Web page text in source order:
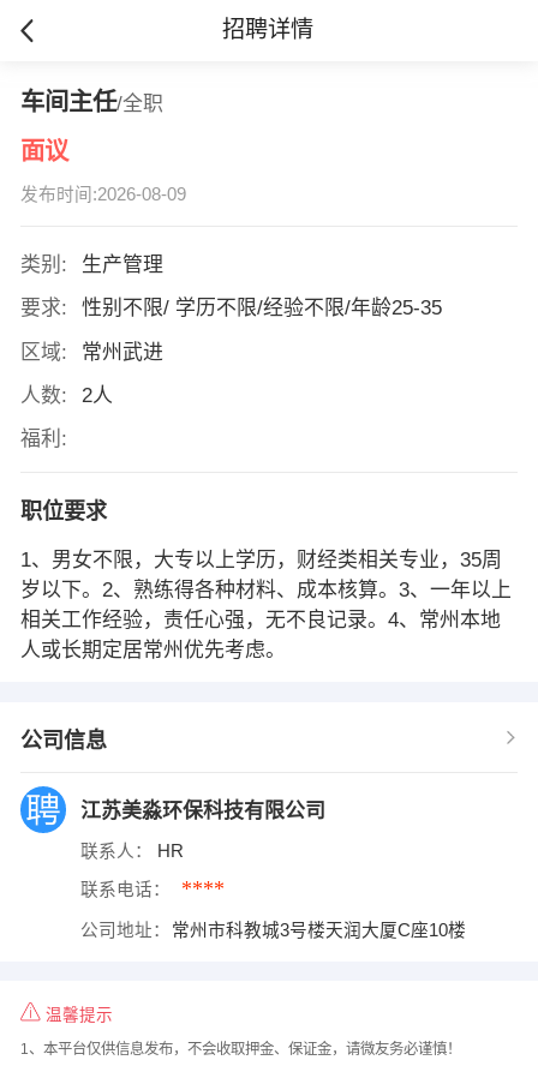
招聘详情
车间主任/全职
面议
发布时间:2026-08-09
类别:
生产管理
要求:
性别不限/ 学历不限/经验不限/年龄25-35
区域:
常州武进
人数:
2人
福利:
职位要求
1、男女不限，大专以上学历，财经类相关专业，35周
岁以下。2、熟练得各种材料、成本核算。3、一年以上
相关工作经验，责任心强，无不良记录。4、常州本地
人或长期定居常州优先考虑。
公司信息
江苏美淼环保科技有限公司
联系人： HR
联系电话： ****
公司地址： 常州市科教城3号楼天润大厦C座10楼
温馨提示
1、本平台仅供信息发布，不会收取押金、保证金，请微友务必谨慎！